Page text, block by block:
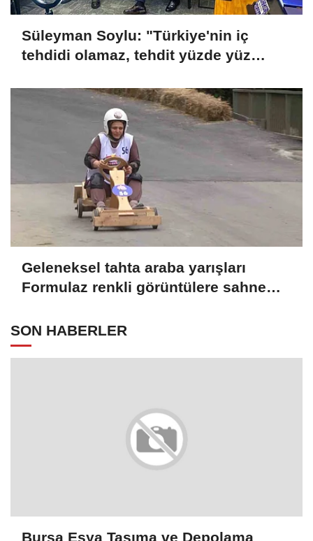
Süleyman Soylu: "Türkiye'nin iç
tehdidi olamaz, tehdit yüzde yüz
Geleneksel tahta araba yarışları
Formulaz renkli görüntülere sahne
SON HABERLER
Bursa Eşya Taşıma ve Depolama